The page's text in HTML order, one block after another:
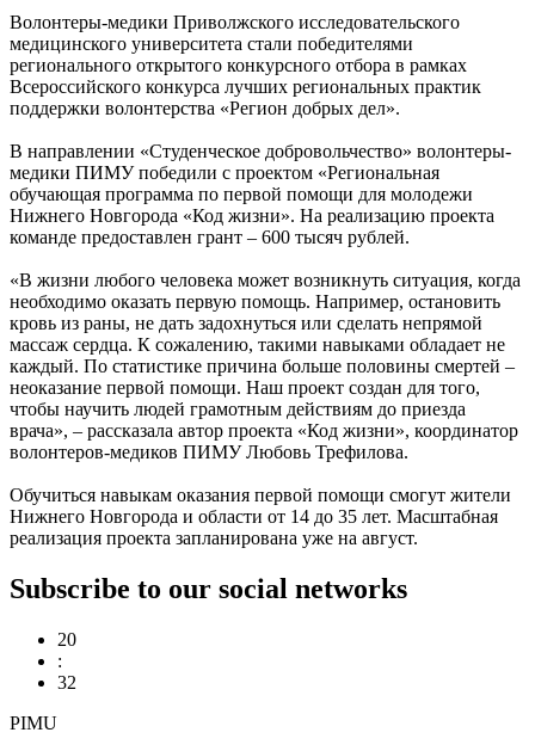
Волонтеры-медики Приволжского исследовательского
медицинского университета стали победителями
регионального открытого конкурсного отбора в рамках
Всероссийского конкурса лучших региональных практик
поддержки волонтерства «Регион добрых дел».
В направлении «Студенческое добровольчество» волонтеры-
медики ПИМУ победили с проектом «Региональная
обучающая программа по первой помощи для молодежи
Нижнего Новгорода «Код жизни». На реализацию проекта
команде предоставлен грант – 600 тысяч рублей.
«В жизни любого человека может возникнуть ситуация, когда
необходимо оказать первую помощь. Например, остановить
кровь из раны, не дать задохнуться или сделать непрямой
массаж сердца. К сожалению, такими навыками обладает не
каждый. По статистике причина больше половины смертей –
неоказание первой помощи. Наш проект создан для того,
чтобы научить людей грамотным действиям до приезда
врача», – рассказала автор проекта «Код жизни», координатор
волонтеров-медиков ПИМУ Любовь Трефилова.
Обучиться навыкам оказания первой помощи смогут жители
Нижнего Новгорода и области от 14 до 35 лет. Масштабная
реализация проекта запланирована уже на август.
Subscribe to our social networks
20
:
32
PIMU